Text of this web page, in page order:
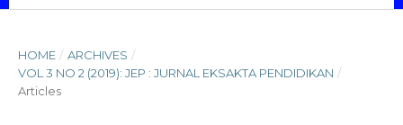
HOME / ARCHIVES /
VOL 3 NO 2 (2019): JEP : JURNAL EKSAKTA PENDIDIKAN /
Articles